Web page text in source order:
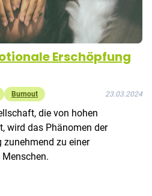
Erschöpfung
Burnout 23.03.2024
die von hohen
wird das Phänomen der
zu einer